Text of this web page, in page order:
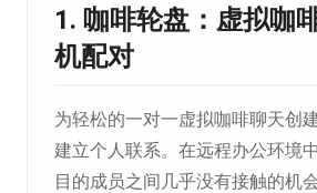
1. 咖啡轮盘：虚拟咖
机配对
为轻松的一对一虚拟咖啡聊天创
建立个人联系。在远程办公环境
目的成员之间几乎没有接触的机